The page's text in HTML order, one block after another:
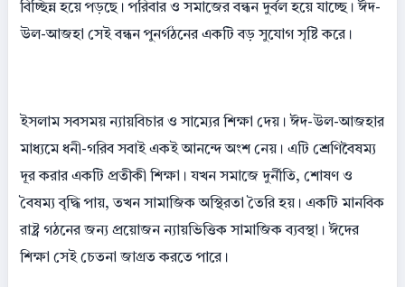
বিচ্ছিন্ন হয়ে পড়ছে। পরিবার ও সমাজের বন্ধন দুর্বল হয়ে যাচ্ছে। ঈদ-
উল-আজহা সেই বন্ধন পুনর্গঠনের একটি বড় সুযোগ সৃষ্টি করে।
ইসলাম সবসময় ন্যায়বিচার ও সাম্যের শিক্ষা দেয়। ঈদ-উল-আজহার
মাধ্যমে ধনী-গরিব সবাই একই আনন্দে অংশ নেয়। এটি শ্রেণিবৈষম্য
দূর করার একটি প্রতীকী শিক্ষা। যখন সমাজে দুর্নীতি, শোষণ ও
বৈষম্য বৃদ্ধি পায়, তখন সামাজিক অস্থিরতা তৈরি হয়। একটি মানবিক
রাষ্ট্র গঠনের জন্য প্রয়োজন ন্যায়ভিত্তিক সামাজিক ব্যবস্থা। ঈদের
শিক্ষা সেই চেতনা জাগ্রত করতে পারে।